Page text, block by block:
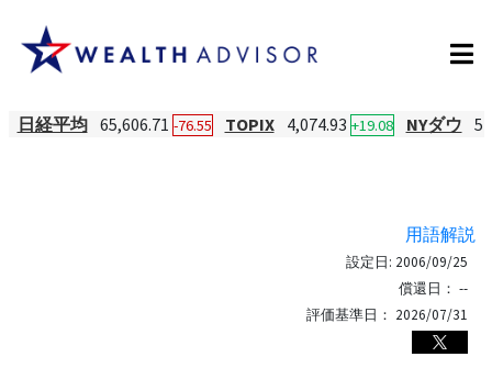
日経平均 65,606.71 -76.55 TOPIX 4,074.93 +19.08 NYダウ
用語解説
設定日: 2006/09/25
償還日： --
評価基準日： 2026/07/31